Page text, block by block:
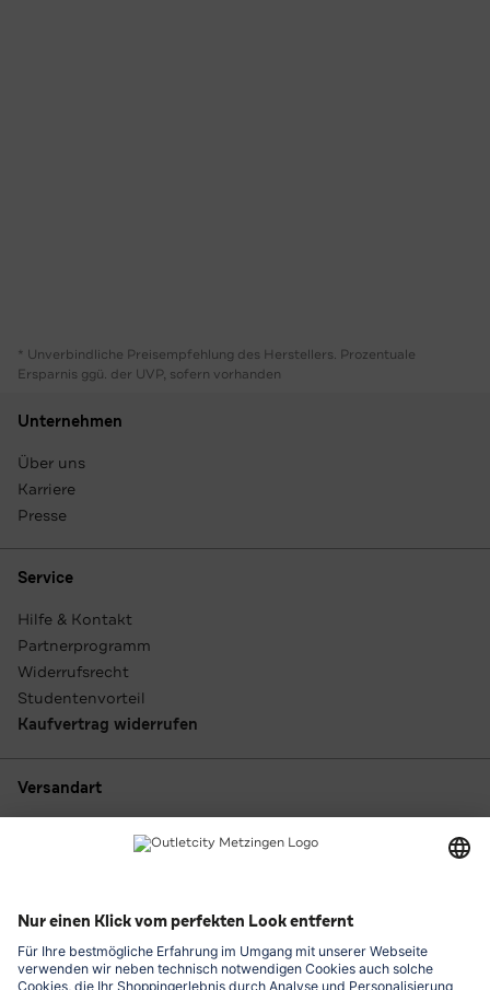
* Unverbindliche Preisempfehlung des Herstellers. Prozentuale
Ersparnis ggü. der UVP, sofern vorhanden
Unternehmen
Über uns
Karriere
Presse
Service
Hilfe & Kontakt
Partnerprogramm
Widerrufsrecht
Studentenvorteil
Kaufvertrag widerrufen
Versandart